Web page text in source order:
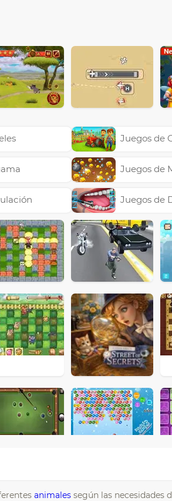
Juegos de
Juegos de
Juegos de
animales según las necesidades